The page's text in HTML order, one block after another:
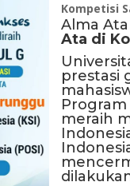
Kompetisi
Alma Ata
Ata di
prestasi
Program
meraih